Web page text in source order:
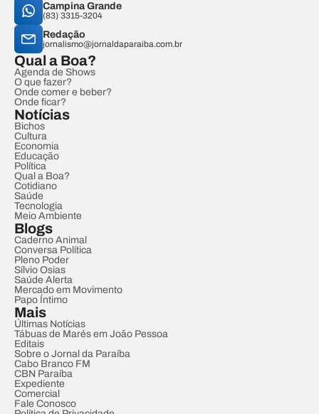
Campina Grande
(83) 3315-3204
Redação
jornalismo@jornaldaparaiba.com.br
Qual a Boa?
Agenda de Shows
O que fazer?
Onde comer e beber?
Onde ficar?
Notícias
Bichos
Cultura
Economia
Educação
Política
Qual a Boa?
Cotidiano
Saúde
Tecnologia
Meio Ambiente
Blogs
Caderno Animal
Conversa Política
Pleno Poder
Sílvio Osias
Saúde Alerta
Mercado em Movimento
Papo Íntimo
Mais
Últimas Notícias
Tábuas de Marés em João Pessoa
Editais
Sobre o Jornal da Paraíba
Cabo Branco FM
CBN Paraíba
Expediente
Comercial
Fale Conosco